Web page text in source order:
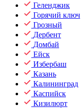
Геленджик
Горячий ключ
Грозный
Дербент
Домбай
Ейск
Избербаш
Казань
Калининград
Каспийск
Кизилюрт